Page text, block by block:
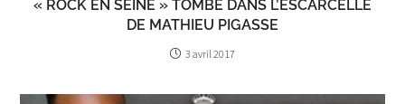
« ROCK EN SEINE » TOMBE DANS L’ESCARCELLE
DE MATHIEU PIGASSE
3 avril 2017